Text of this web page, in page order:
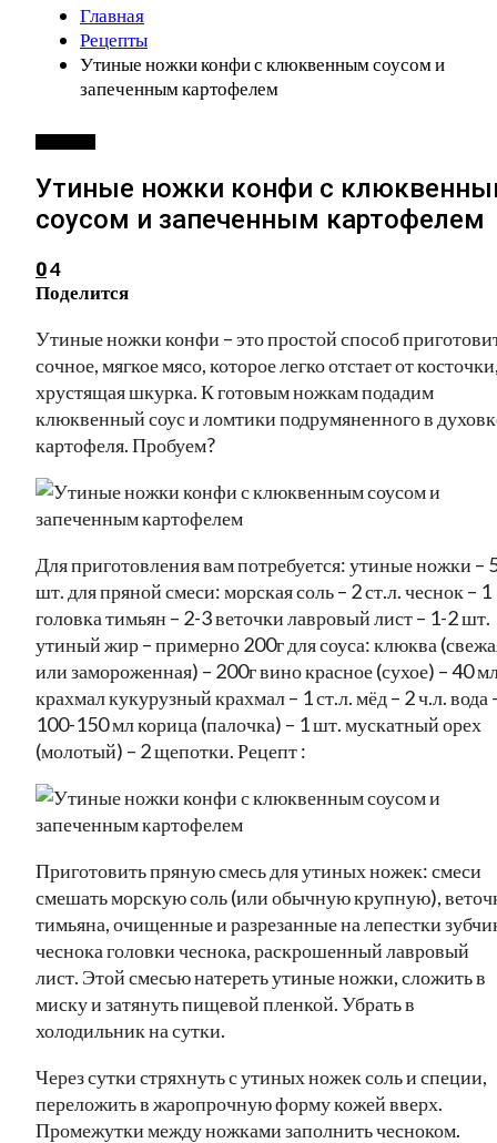
Главная
Рецепты
Утиные ножки конфи с клюквенным соусом и
запеченным картофелем
Утиные ножки конфи с
соусом и запеченным картофелем
04
Поделится
Утиные ножки конфи – это простой способ
сочное, мягкое мясо, которое легко отстает от
хрустящая шкурка. К готовым ножкам подадим
клюквенный соус и ломтики подрумяненного в
картофеля. Пробуем?
Для приготовления вам потребуется: утиные ножки –
шт. для пряной смеси: морская соль – 2 ст.л. чеснок – 1
головка тимьян – 2-3 веточки лавровый лист – 1-2 шт.
утиный жир – примерно 200г для соуса: клюква
или замороженная) – 200г вино красное (сухое) – 40
крахмал кукурузный крахмал – 1 ст.л. мёд – 2 ч.л. вода
100-150 мл корица (палочка) – 1 шт. мускатный орех
(молотый) – 2 щепотки. Рецепт :
Приготовить пряную смесь для утиных ножек: смеси
смешать морскую соль (или обычную крупную),
тимьяна, очищенные и разрезанные на лепестки
чеснока головки чеснока, раскрошенный лавровый
лист. Этой смесью натереть утиные ножки, сложить в
миску и затянуть пищевой пленкой. Убрать в
холодильник на сутки.
Через сутки стряхнуть с утиных ножек соль и специи,
переложить в жаропрочную форму кожей вверх.
Промежутки между ножками заполнить чесноком.